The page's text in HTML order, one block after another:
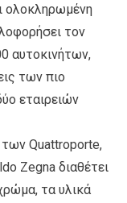
ολοκληρωμένη
τον
αυτοκινήτων,
των πιο
εταιρειών
Quattroporte,
Zegna διαθέτει
τα υλικά